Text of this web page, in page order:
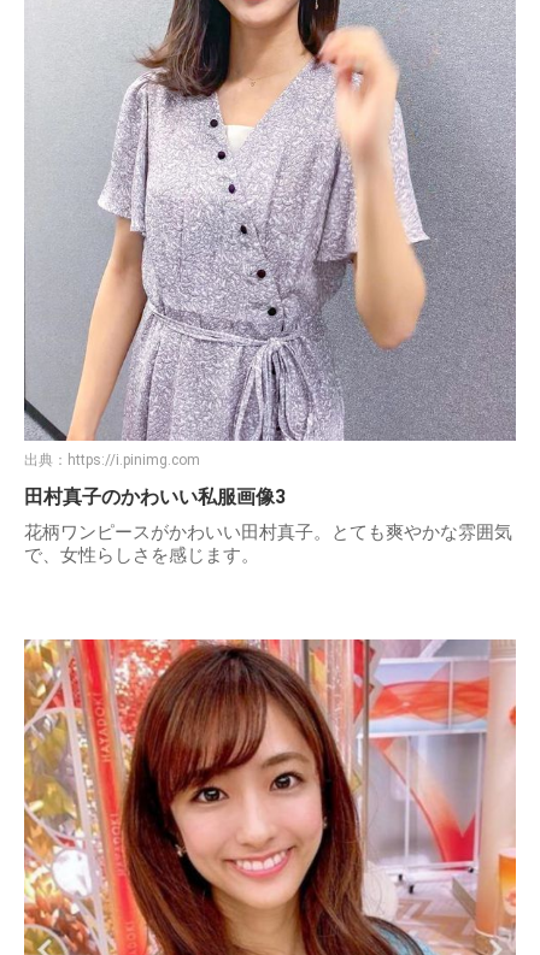
出典： https://i.pinimg.com
田村真子のかわいい私服画像3
花柄ワンピースがかわいい田村真子。とても爽やかな雰囲気
で、女性らしさを感じます。